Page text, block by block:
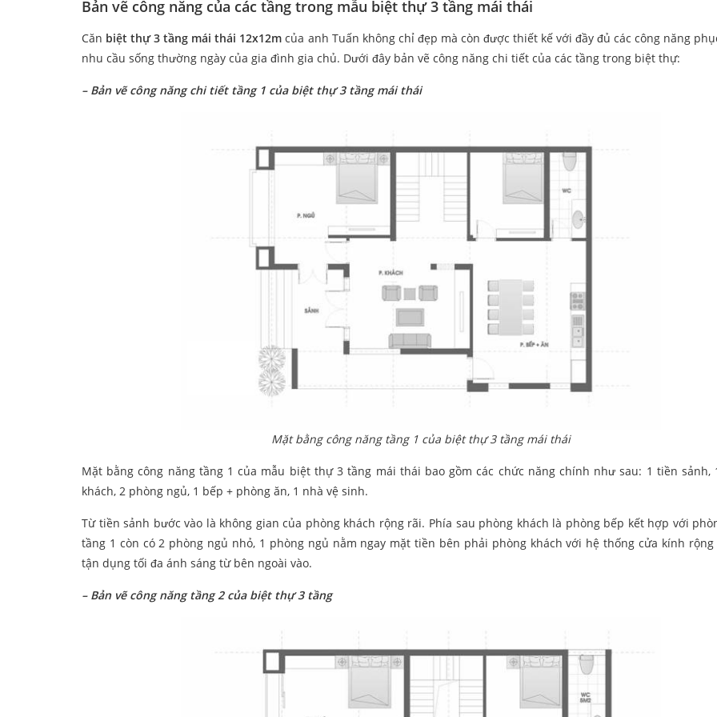
Bản vẽ công năng của các tầng trong mẫu biệt thự 3 tầng mái thái
Căn biệt thự 3 tầng mái thái 12x12mcủa anh Tuấn không chỉ đẹp mà còn được thiết kế với đầy đủ các công năng
nhu cầu sống thường ngày của gia đình gia chủ. Dưới đây bản vẽ công năng chi tiết của các tầng trong biệt thự:
– Bản vẽ công năng chi tiết tầng 1 của biệt thự 3 tầng mái thái
Mặt bằng công năng tầng 1 của biệt thự 3 tầng mái thái
Mặt bằng công năng tầng 1 của mẫu biệt thự 3 tầng mái thái bao gồm các chức năng chính như sau: 1 tiền sảnh,
khách, 2 phòng ngủ, 1 bếp + phòng ăn, 1 nhà vệ sinh.
Từ tiền sảnh bước vào là không gian của phòng khách rộng rãi. Phía sau phòng khách là phòng bếp kết hợp với
tầng 1 còn có 2 phòng ngủ nhỏ, 1 phòng ngủ nằm ngay mặt tiền bên phải phòng khách với hệ thống cửa kính
tận dụng tối đa ánh sáng từ bên ngoài vào.
– Bản vẽ công năng tầng 2 của biệt thự 3 tầng